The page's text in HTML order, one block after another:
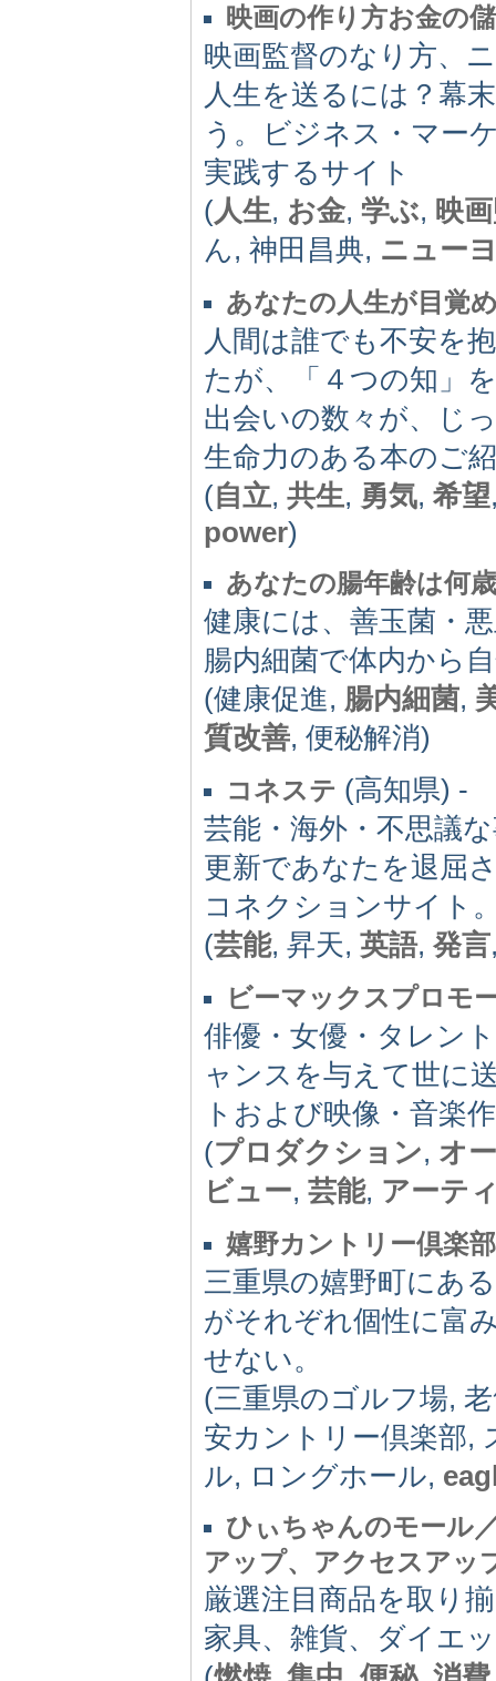
映画の作り方お金の
映画監督のなり方、
人生を送るには？幕
う。ビジネス・マー
実践するサイト
(人生, お金, 学ぶ, 映
ん, 神田昌典, ニュー
あなたの人生が目覚
人間は誰でも不安を
たが、「４つの知」
出会いの数々が、じ
生命力のある本のご
(自立, 共生, 勇気, 希望
power)
あなたの腸年齢は何
健康には、善玉菌・
腸内細菌で体内から
(健康促進, 腸内細菌,
質改善, 便秘解消)
コネステ (高知県) -
芸能・海外・不思議
更新であなたを退屈
コネクションサイト
(芸能, 昇天, 英語, 発言
ビーマックスプロモ
俳優・女優・タレン
ャンスを与えて世に
トおよび映像・音楽
(プロダクション, オ
ビュー, 芸能, アーテ
嬉野カントリー倶楽
三重県の嬉野町にあ
がそれぞれ個性に富
せない。
(三重県のゴルフ場,
安カントリー倶楽部,
ル, ロングホール,
ひぃちゃんのモール
アップ、アクセスアッ
厳選注目商品を取り
家具、雑貨、ダイエ